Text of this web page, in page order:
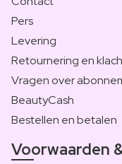
Pers
Levering
Retournering en
Vragen over
BeautyCash
Bestellen en betalen
Voorwaarden